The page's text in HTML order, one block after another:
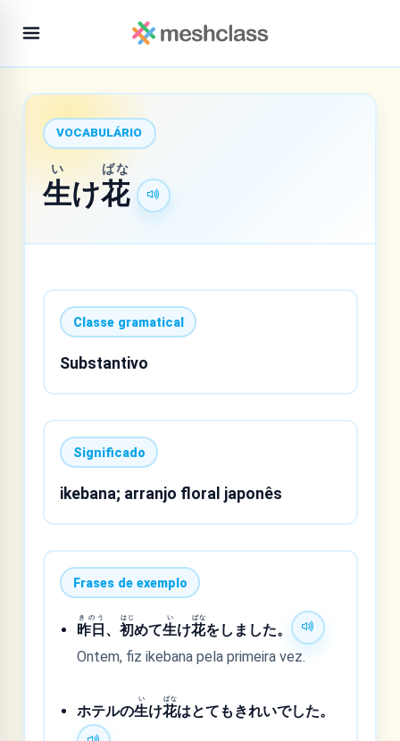
VOCABULÁRIO
生
い
け花
ばな
Classe gramatical
Substantivo
Significado
ikebana; arranjo floral japonês
Frases de exemplo
昨日
きのう
、初
はじ
めて生
い
け花
ばな
をしました。
Ontem, fiz ikebana pela primeira vez.
ホテルの生
い
け花
ばな
はとてもきれいでした。